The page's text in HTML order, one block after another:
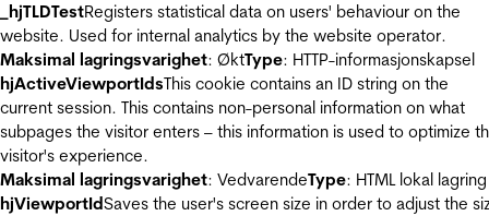
_hjTLDTestRegisters statistical data on users' behaviour on the
website. Used for internal analytics by the website operator.
Maksimal lagringsvarighet: ØktType: HTTP-informasjonskapsel
hjActiveViewportIdsThis cookie contains an ID string on the
current session. This contains non-personal information on what
subpages the visitor enters – this information is used to optimize
visitor's experience.
Maksimal lagringsvarighet: VedvarendeType: HTML lokal lagring
hjViewportIdSaves the user's screen size in order to adjust the